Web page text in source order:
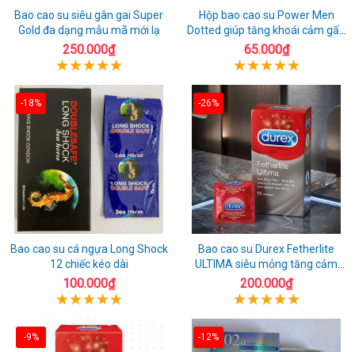
Bao cao su siêu gân gai Super
Gold đa dạng mẫu mã mới lạ
250.000₫
Hộp bao cao su Power Men
Dotted giúp tăng khoái cảm gấp
đôi
65.000₫
-18%
Bao cao su cá ngựa Long Shock
12 chiếc kéo dài
100.000₫
-26%
Bao cao su Durex Fetherlite
ULTIMA siêu mỏng tăng cảm
giác
200.000₫
-9% -12%